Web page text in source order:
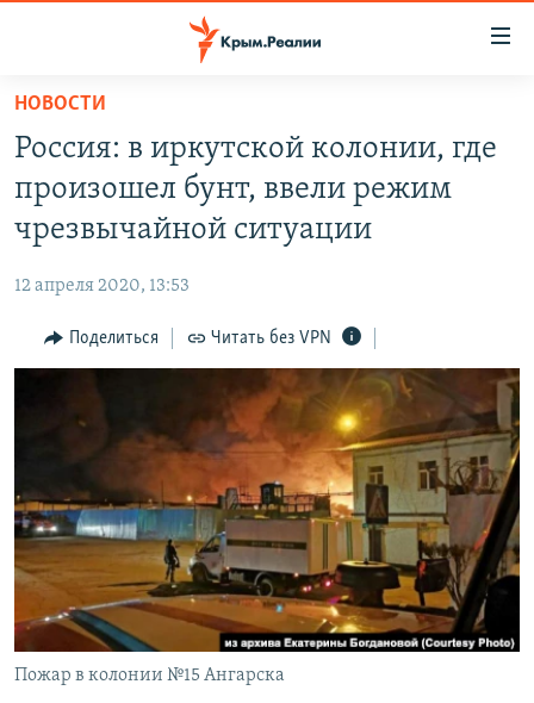
Вернуться
основному
содержанию
Вернутся
главной
навигации
Вернутся
11 ЛЕТ ОККУПАЦИИ КРЫМА. 11 ИСТОРИЙ СОПРОТИВЛЕНИЯ
ВОДА
ЕЩЕ
ИНТЕРАКТИВ
ТЕЛЕПРОЕКТ КРЫМ.РЕАЛИИ
СОВЕТЫ ПРАВОЗАЩИТНИКОВ
ПРОПАВШИЕ БЕЗ ВЕСТИ
ПОБЕДИТЕЛЕЙ НЕ СУДЯТ?
КРЫМ.НЕПОКОРЕННЫЙ
ELIFBE
УКРАИНСКАЯ ПРОБЛЕМА КРЫМА
РАДІО СВОБОДА
КАК ОБОЙТИ БЛОКИРОВКУ
Українською
Qırımtatar
ПРИСОЕДИНЯЙТЕСЬ!
НОВОСТИ
Россия: в иркутской колонии, где
произошел бунт, ввели режим
чрезвычайной ситуации
12 апреля 2020, 13:53
Поделиться Читать без VPN
Пожар в колонии №15 Ангарска